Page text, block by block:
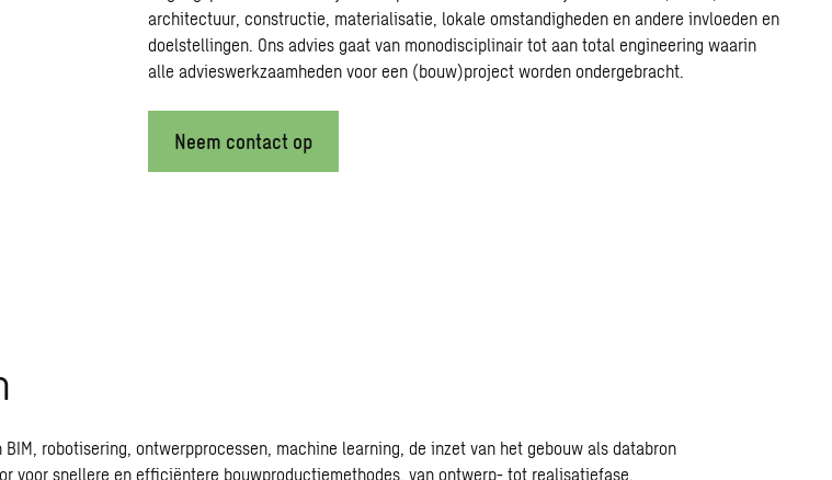
architectuur, constructie, materialisatie, lokale omstandigheden en andere invloeden en
doelstellingen. Ons advies gaat van monodisciplinair tot aan total engineering waarin
alle advieswerkzaamheden voor een (bouw)project worden ondergebracht.
Neem contact op
robotisering, ontwerpprocessen, machine learning, de inzet van het gebouw als databron
voor snellere en efficiëntere bouwproductiemethodes, van ontwerp- tot realisatiefase.